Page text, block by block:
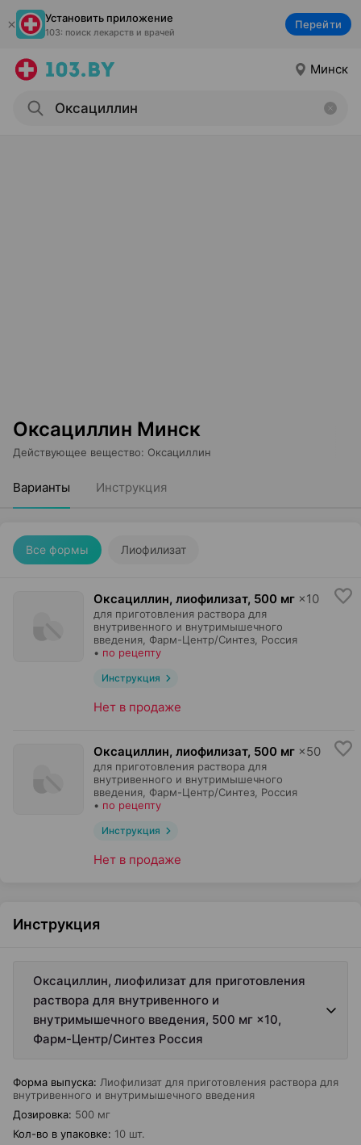
Установить приложение
103: поиск лекарств и врачей
Перейти
Минск
Оксациллин Минск
Действующее вещество: Оксациллин
Варианты Инструкция
Все формы Лиофилизат
Оксациллин, лиофилизат, 500 мг ×10
для приготовления раствора для
внутривенного и внутримышечного
введения, Фарм-Центр/Синтез , Россия
• по рецепту
Инструкция
Нет в продаже
Оксациллин, лиофилизат, 500 мг ×50
для приготовления раствора для
внутривенного и внутримышечного
введения, Фарм-Центр/Синтез , Россия
• по рецепту
Инструкция
Нет в продаже
Инструкция
Оксациллин, лиофилизат для приготовления
раствора для внутривенного и
внутримышечного введения, 500 мг ×10,
Фарм-Центр/Синтез Россия
Форма выпуска: Лиофилизат для приготовления раствора для
внутривенного и внутримышечного введения
Дозировка: 500 мг
Кол-во в упаковке: 10 шт.